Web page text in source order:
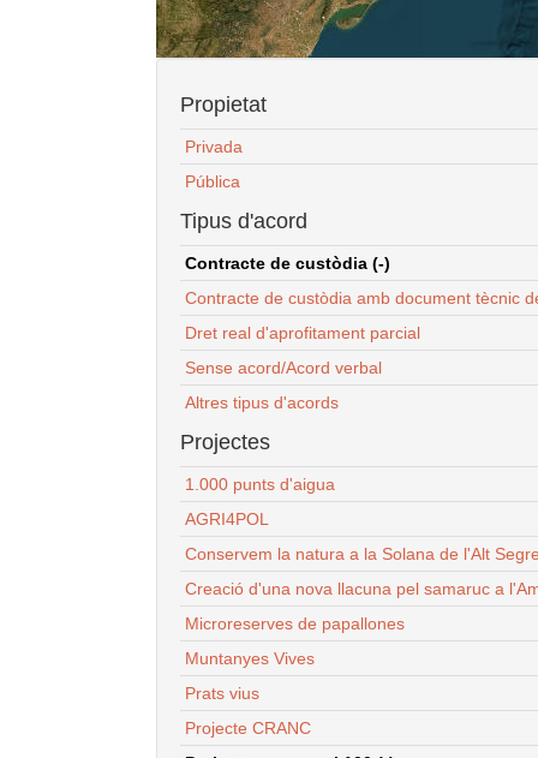
Propietat
Privada
Pública
Tipus d'acord
Contracte de custòdia (-)
Contracte de custòdia amb document tècnic
Dret real d'aprofitament parcial
Sense acord/Acord verbal
Altres tipus d'acords
Projectes
1.000 punts d'aigua
AGRI4POL
Conservem la natura a la Solana de l'Alt
Creació d'una nova llacuna pel samaruc a
Microreserves de papallones
Muntanyes Vives
Prats vius
Projecte CRANC